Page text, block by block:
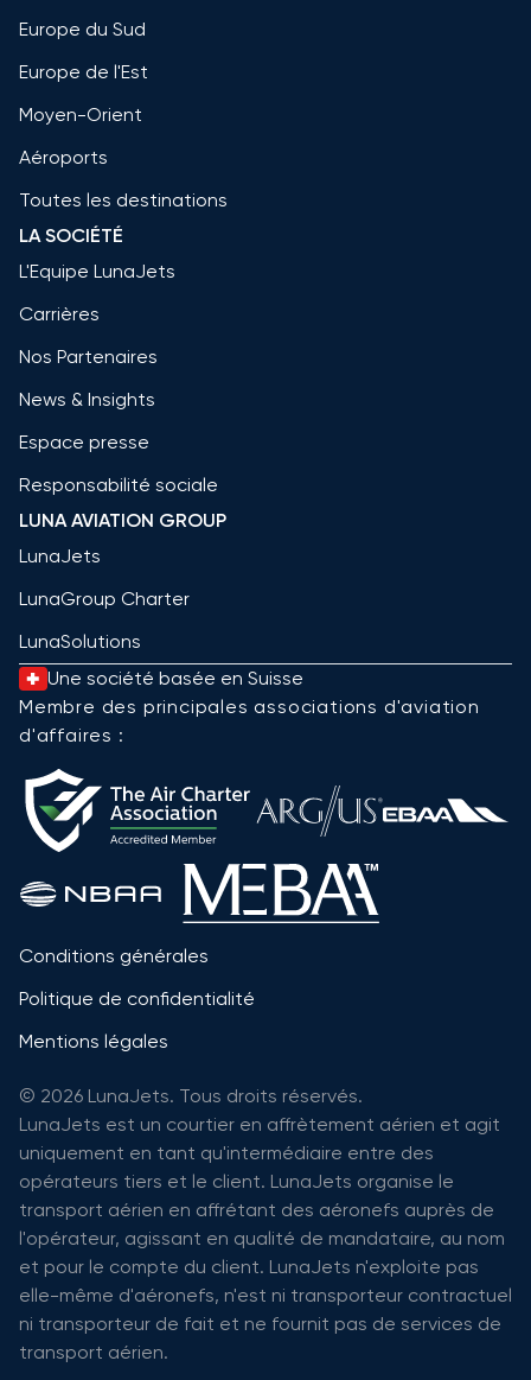
Europe du Sud
Europe de l'Est
Moyen-Orient
Aéroports
Toutes les destinations
LA SOCIÉTÉ
L'Equipe LunaJets
Carrières
Nos Partenaires
News & Insights
Espace presse
Responsabilité sociale
LUNA AVIATION GROUP
LunaJets
LunaGroup Charter
LunaSolutions
Une société basée en Suisse
Membre des principales associations d'aviation
d'affaires :
Conditions générales
Politique de confidentialité
Mentions légales
© 2026 LunaJets. Tous droits réservés.
LunaJets est un courtier en affrètement aérien et agit
uniquement en tant qu'intermédiaire entre des
opérateurs tiers et le client. LunaJets organise le
transport aérien en affrétant des aéronefs auprès de
l'opérateur, agissant en qualité de mandataire, au nom
et pour le compte du client. LunaJets n'exploite pas
elle-même d'aéronefs, n'est ni transporteur contractuel
ni transporteur de fait et ne fournit pas de services de
transport aérien.